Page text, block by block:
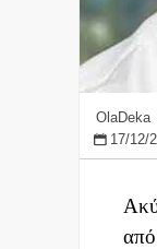
OlaDeka
17/12/